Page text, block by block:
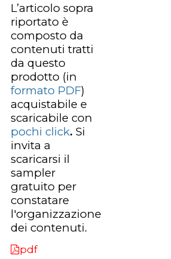
L’articolo sopra
riportato è
composto da
contenuti tratti
da questo
prodotto (in
formato PDF)
acquistabile e
scaricabile con
pochi click. Si
invita a
scaricarsi il
sampler
gratuito per
constatare
l'organizzazione
dei contenuti.
pdf